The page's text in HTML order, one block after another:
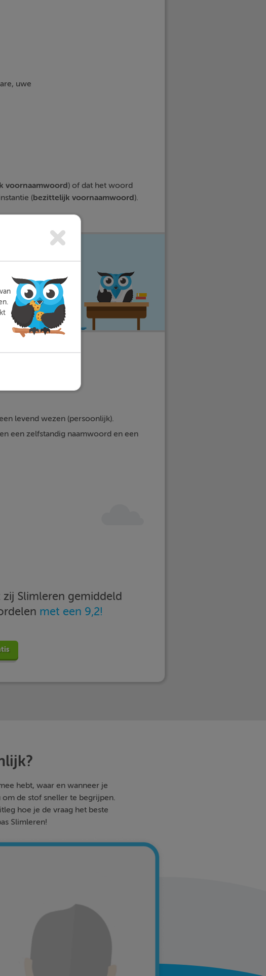
uwe
voornaamwoord) of dat het woord
(bezittelijk voornaamwoord).
met de vakken
levend wezen (persoonlijk).
een zelfstandig naamwoord en een
Slimleren gemiddeld
met een 9,2!
hebt, waar en wanneer je
de stof sneller te begrijpen.
hoe je de vraag het beste
Slimleren!